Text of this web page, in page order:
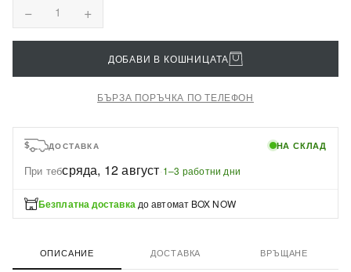
− 1 +
ДОБАВИ В КОШНИЦАТА
БЪРЗА ПОРЪЧКА ПО ТЕЛЕФОН
ДОСТАВКА НА СКЛАД
При тебсряда, 12 август·1–3 работни дни
Безплатна доставка до автомат BOX NOW
ОПИСАНИЕ ДОСТАВКА ВРЪЩАНЕ